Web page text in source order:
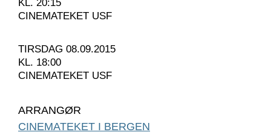
KL. 20:15
CINEMATEKET USF
TIRSDAG 08.09.2015
KL. 18:00
CINEMATEKET USF
ARRANGØR
CINEMATEKET I BERGEN